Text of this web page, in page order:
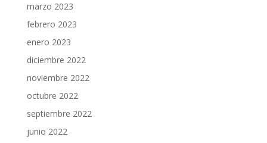
marzo 2023
febrero 2023
enero 2023
diciembre 2022
noviembre 2022
octubre 2022
septiembre 2022
junio 2022